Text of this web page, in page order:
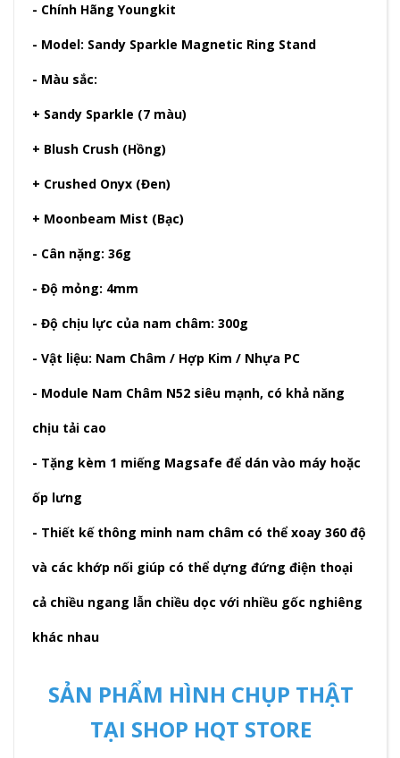
- Chính Hãng Youngkit
- Model: Sandy Sparkle Magnetic Ring Stand
- Màu sắc:
+ Sandy Sparkle (7 màu)
+ Blush Crush (Hồng)
+ Crushed Onyx (Đen)
+ Moonbeam Mist (Bạc)
- Cân nặng: 36g
- Độ mỏng: 4mm
- Độ chịu lực của nam châm: 300g
- Vật liệu: Nam Châm / Hợp Kim / Nhựa PC
- Module Nam Châm N52 siêu mạnh, có khả năng
chịu tải cao
- Tặng kèm 1 miếng Magsafe để dán vào máy hoặc
ốp lưng
- Thiết kế thông minh nam châm có thể xoay 360 độ
và các khớp nối giúp có thể dựng đứng điện thoại
cả chiều ngang lẫn chiều dọc với nhiều gốc nghiêng
khác nhau
SẢN PHẨM HÌNH CHỤP THẬT
TẠI SHOP HQT STORE